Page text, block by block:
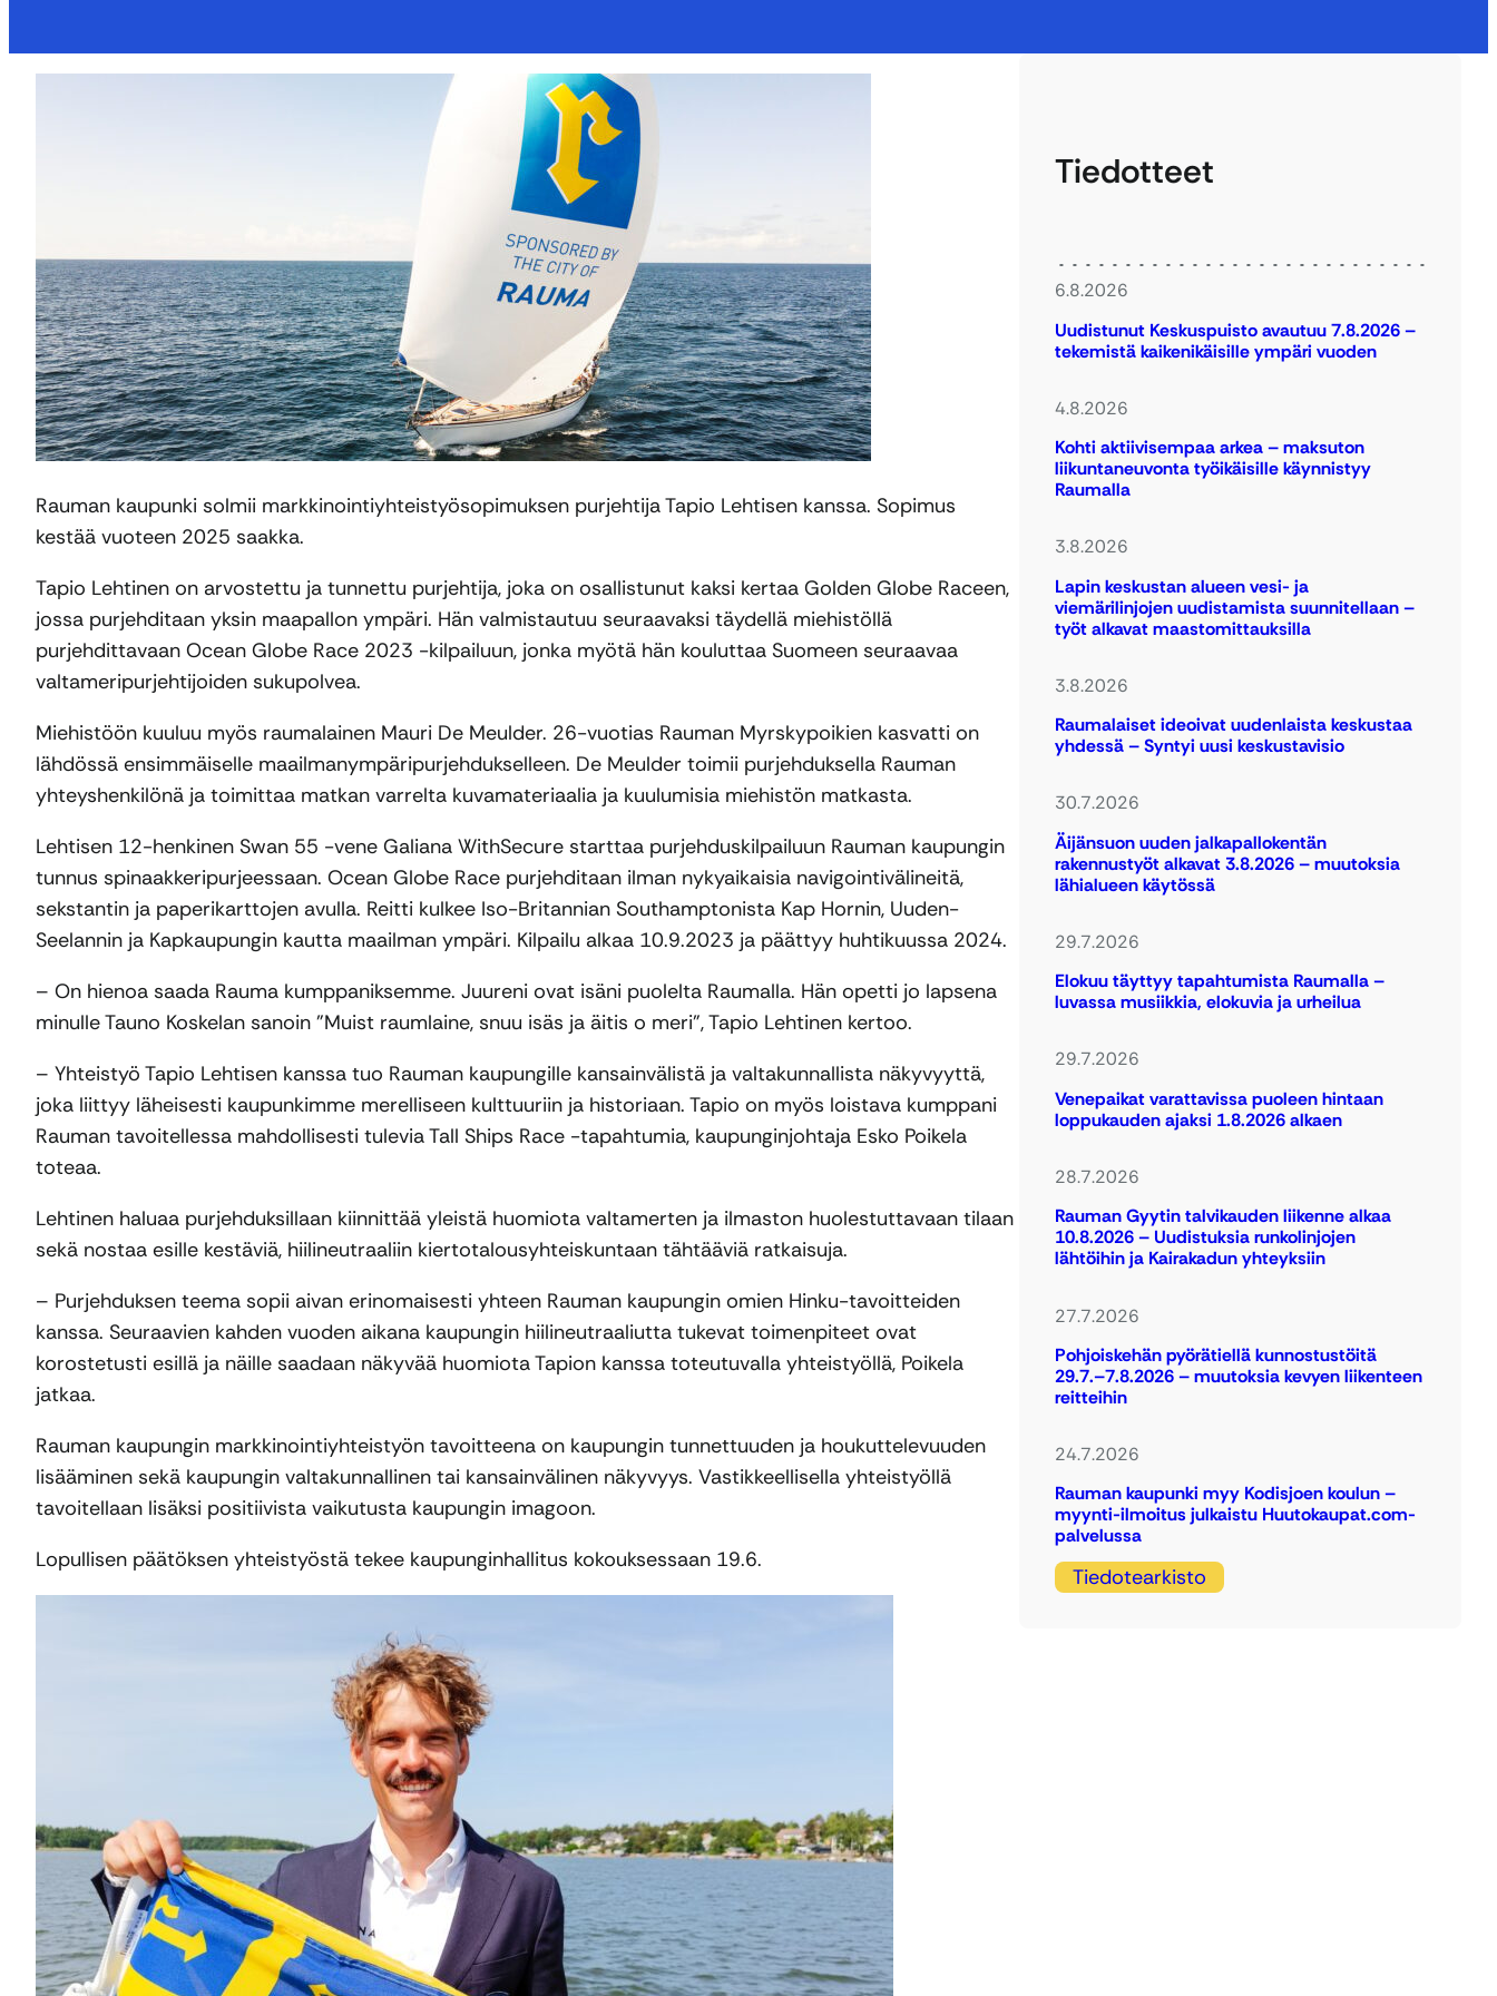
Rauman kaupunki solmii markkinointiyhteistyösopimuksen purjehtija Tapio Lehtisen kanssa. Sopimus
kestää vuoteen 2025 saakka.
Tapio Lehtinen on arvostettu ja tunnettu purjehtija, joka on osallistunut kaksi kertaa Golden Globe Raceen,
jossa purjehditaan yksin maapallon ympäri. Hän valmistautuu seuraavaksi täydellä miehistöllä
purjehdittavaan Ocean Globe Race 2023 -kilpailuun, jonka myötä hän kouluttaa Suomeen seuraavaa
valtameripurjehtijoiden sukupolvea.
Miehistöön kuuluu myös raumalainen Mauri De Meulder. 26-vuotias Rauman Myrskypoikien kasvatti on
lähdössä ensimmäiselle maailmanympäripurjehdukselleen. De Meulder toimii purjehduksella Rauman
yhteyshenkilönä ja toimittaa matkan varrelta kuvamateriaalia ja kuulumisia miehistön matkasta.
Lehtisen 12-henkinen Swan 55 -vene Galiana WithSecure starttaa purjehduskilpailuun Rauman kaupungin
tunnus spinaakkeripurjeessaan. Ocean Globe Race purjehditaan ilman nykyaikaisia navigointivälineitä,
sekstantin ja paperikarttojen avulla. Reitti kulkee Iso-Britannian Southamptonista Kap Hornin, Uuden-
Seelannin ja Kapkaupungin kautta maailman ympäri. Kilpailu alkaa 10.9.2023 ja päättyy huhtikuussa 2024.
– On hienoa saada Rauma kumppaniksemme. Juureni ovat isäni puolelta Raumalla. Hän opetti jo lapsena
minulle Tauno Koskelan sanoin ”Muist raumlaine, snuu isäs ja äitis o meri”, Tapio Lehtinen kertoo.
– Yhteistyö Tapio Lehtisen kanssa tuo Rauman kaupungille kansainvälistä ja valtakunnallista näkyvyyttä,
joka liittyy läheisesti kaupunkimme merelliseen kulttuuriin ja historiaan. Tapio on myös loistava kumppani
Rauman tavoitellessa mahdollisesti tulevia Tall Ships Race -tapahtumia, kaupunginjohtaja Esko Poikela
toteaa.
Lehtinen haluaa purjehduksillaan kiinnittää yleistä huomiota valtamerten ja ilmaston huolestuttavaan tilaan
sekä nostaa esille kestäviä, hiilineutraaliin kiertotalousyhteiskuntaan tähtääviä ratkaisuja.
– Purjehduksen teema sopii aivan erinomaisesti yhteen Rauman kaupungin omien Hinku-tavoitteiden
kanssa. Seuraavien kahden vuoden aikana kaupungin hiilineutraaliutta tukevat toimenpiteet ovat
korostetusti esillä ja näille saadaan näkyvää huomiota Tapion kanssa toteutuvalla yhteistyöllä, Poikela
jatkaa.
Rauman kaupungin markkinointiyhteistyön tavoitteena on kaupungin tunnettuuden ja houkuttelevuuden
lisääminen sekä kaupungin valtakunnallinen tai kansainvälinen näkyvyys. Vastikkeellisella yhteistyöllä
tavoitellaan lisäksi positiivista vaikutusta kaupungin imagoon.
Lopullisen päätöksen yhteistyöstä tekee kaupunginhallitus kokouksessaan 19.6.
Tiedotteet
6.8.2026
Uudistunut Keskuspuisto avautuu 7.8.2026 –
tekemistä kaikenikäisille ympäri vuoden
4.8.2026
Kohti aktiivisempaa arkea – maksuton
liikuntaneuvonta työikäisille käynnistyy
Raumalla
3.8.2026
Lapin keskustan alueen vesi- ja
viemärilinjojen uudistamista suunnitellaan –
työt alkavat maastomittauksilla
3.8.2026
Raumalaiset ideoivat uudenlaista keskustaa
yhdessä – Syntyi uusi keskustavisio
30.7.2026
Äijänsuon uuden jalkapallokentän
rakennustyöt alkavat 3.8.2026 – muutoksia
lähialueen käytössä
29.7.2026
Elokuu täyttyy tapahtumista Raumalla –
luvassa musiikkia, elokuvia ja urheilua
29.7.2026
Venepaikat varattavissa puoleen hintaan
loppukauden ajaksi 1.8.2026 alkaen
28.7.2026
Rauman Gyytin talvikauden liikenne alkaa
10.8.2026 – Uudistuksia runkolinjojen
lähtöihin ja Kairakadun yhteyksiin
27.7.2026
Pohjoiskehän pyörätiellä kunnostustöitä
29.7.–7.8.2026 – muutoksia kevyen liikenteen
reitteihin
24.7.2026
Rauman kaupunki myy Kodisjoen koulun –
myynti-ilmoitus julkaistu Huutokaupat.com-
palvelussa
Tiedotearkisto